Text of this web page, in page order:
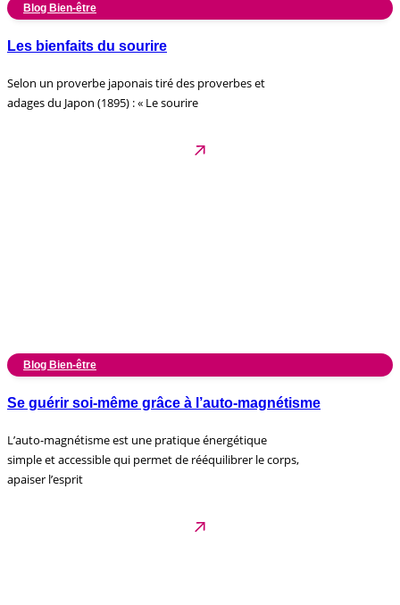
Blog Bien-être
Les bienfaits du sourire
Selon un proverbe japonais tiré des proverbes et
adages du Japon (1895) : « Le sourire
Blog Bien-être
Se guérir soi-même grâce à l’auto-magnétisme
L’auto-magnétisme est une pratique énergétique
simple et accessible qui permet de rééquilibrer le corps,
apaiser l’esprit